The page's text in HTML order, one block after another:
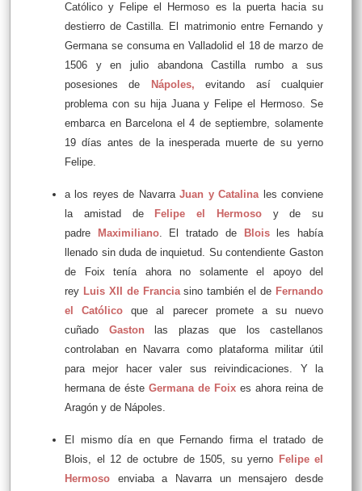
Católico y Felipe el Hermoso es la puerta hacia su
destierro de Castilla. El matrimonio entre Fernando y
Germana se consuma en Valladolid el 18 de marzo de
1506 y en julio abandona Castilla rumbo a sus
posesiones de
Nápoles, evitando así cualquier
problema con su hija Juana y Felipe el Hermoso. Se
embarca en Barcelona el 4 de septiembre, solamente
19 días antes de la inesperada muerte de su yerno
Felipe.
a los reyes de NavarraJuan y Catalina les conviene
la amistad de
Felipe el Hermoso
y de su
padre
Maximiliano. El tratado de Blois
les había
llenado sin duda de inquietud. Su contendiente Gaston
de Foix tenía ahora no solamente el apoyo del
rey Luis XII de Francia sino también el de Fernando
el Católico
que al parecer promete a su nuevo
cuñado Gaston
las plazas que los castellanos
controlaban en Navarra como plataforma militar útil
para mejor hacer valer sus reivindicaciones. Y la
hermana de éste Germana de Foix es ahora reina de
Aragón y de Nápoles.
El mismo día en que Fernando firma el tratado de
Blois, el 12 de octubre de 1505, su yerno Felipe el
Hermoso
enviaba a Navarra un mensajero desde